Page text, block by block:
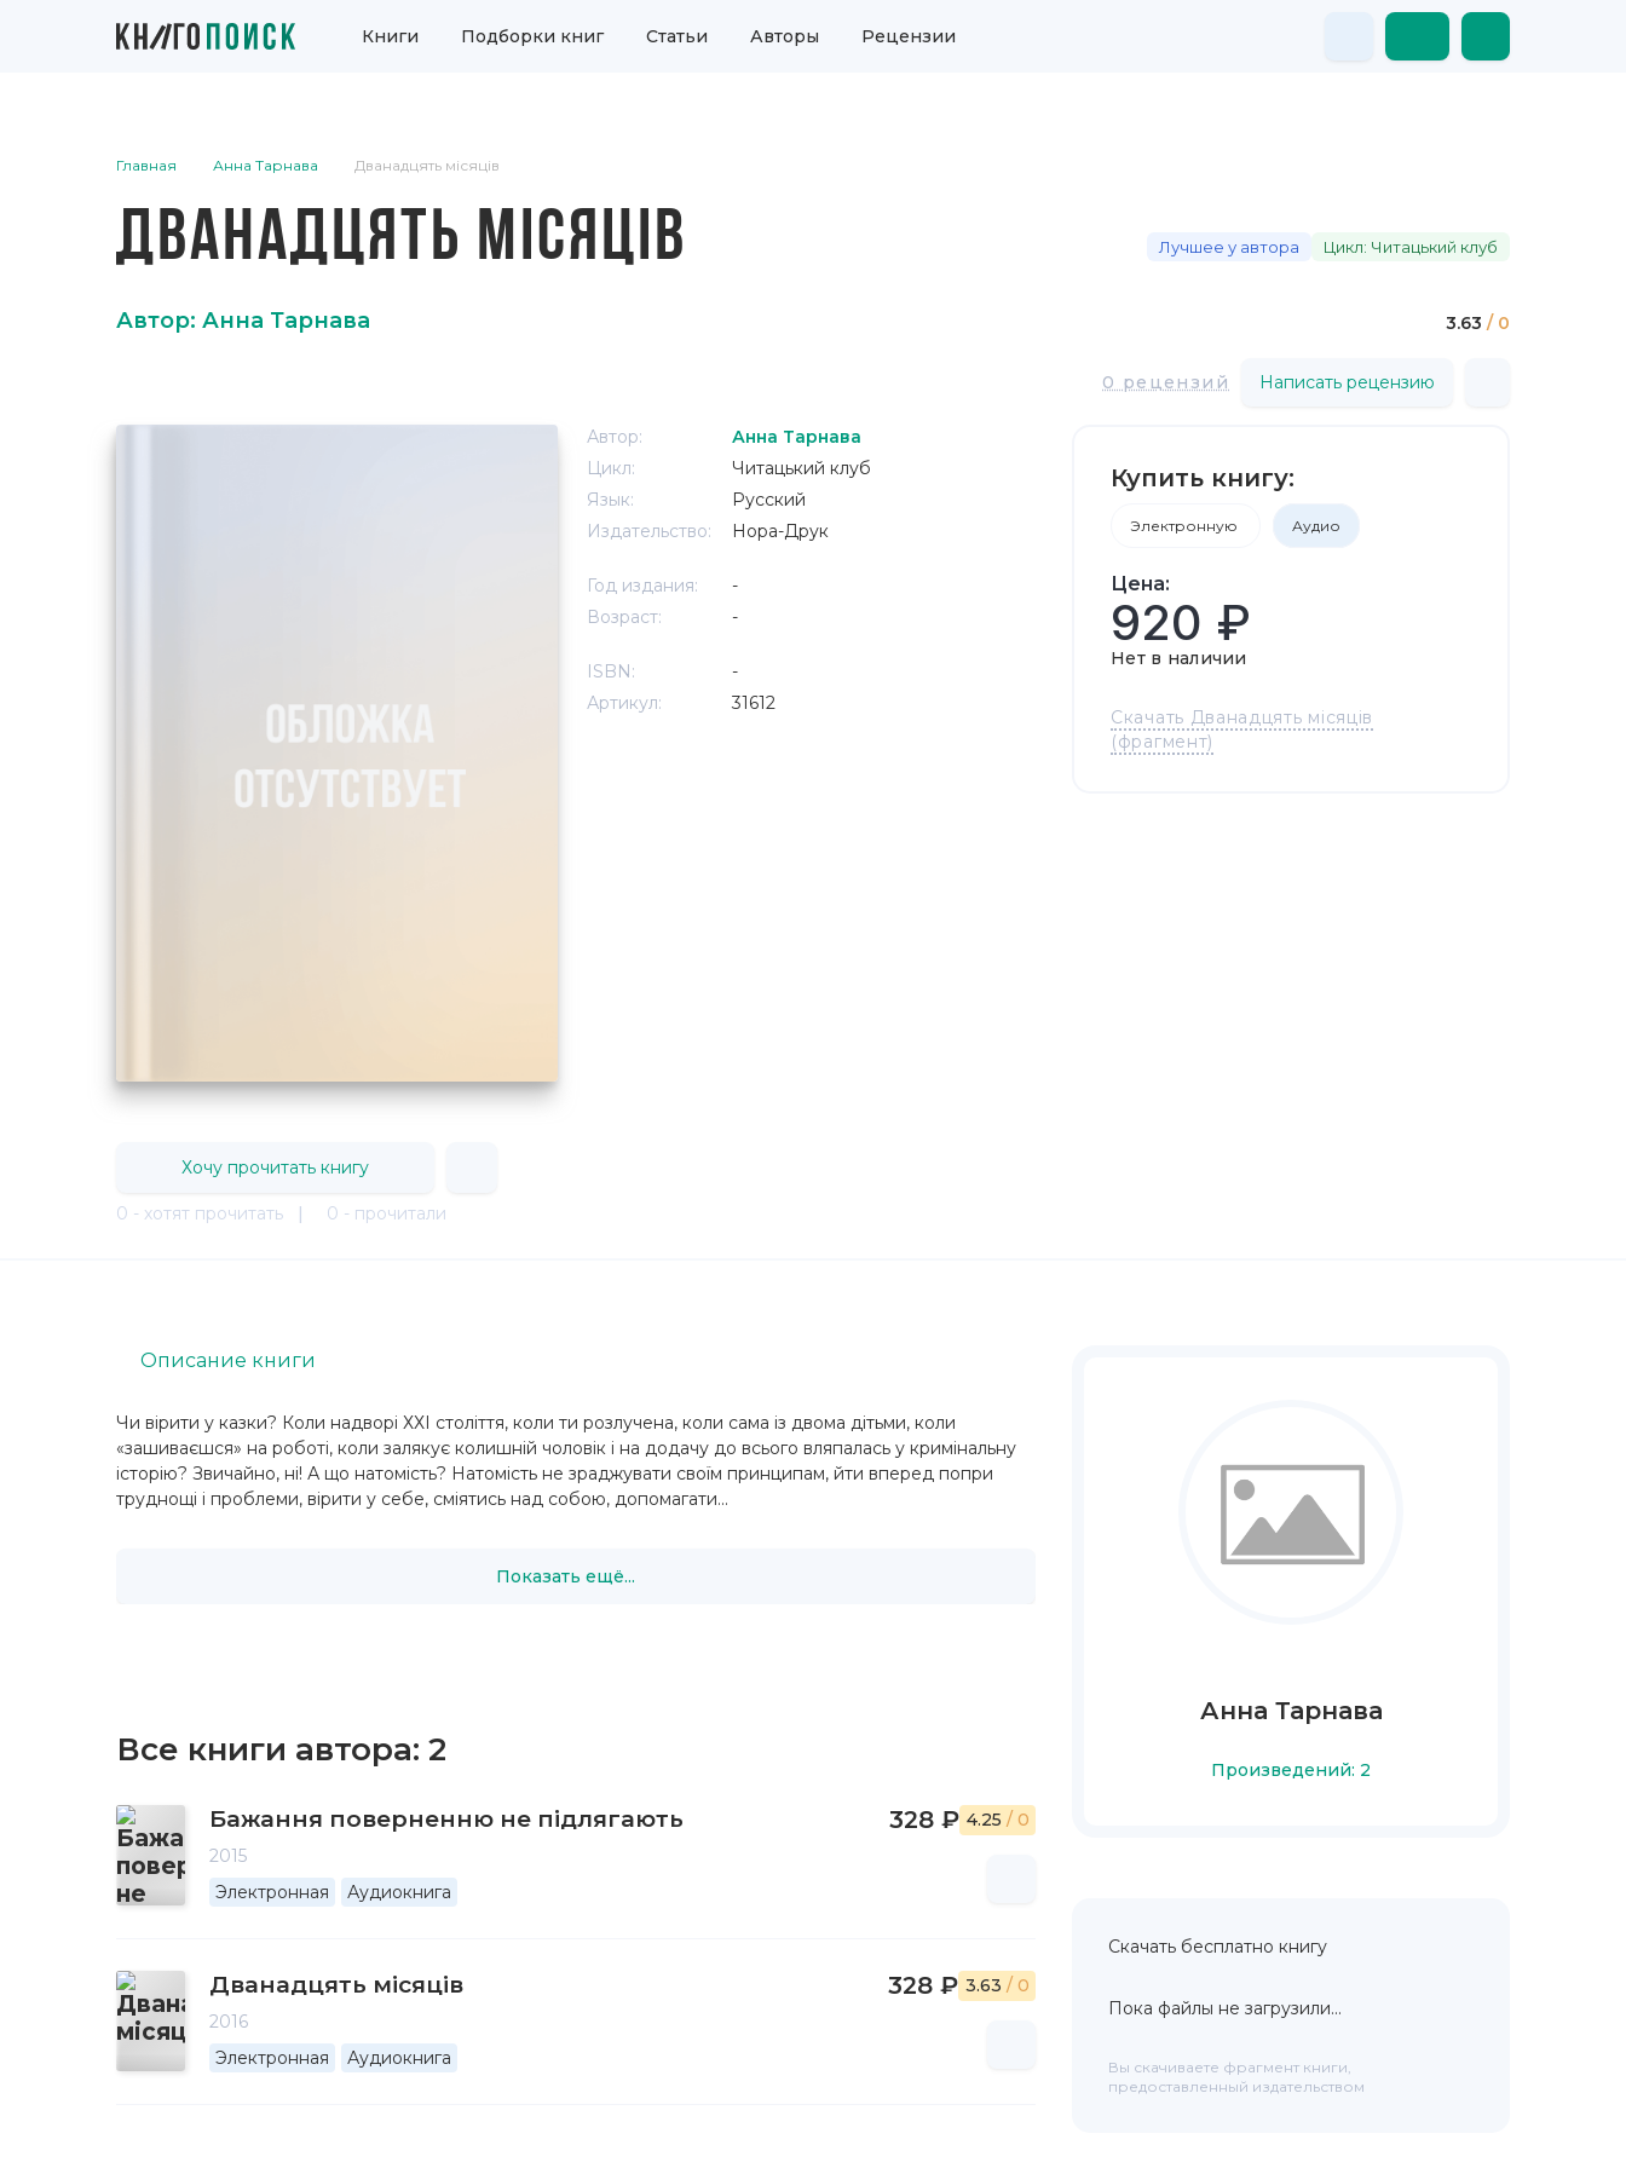
Книги Подборки книг Статьи Авторы Рецензии
Главная Анна Тарнава Дванадцять місяців
ДВАНАДЦЯТЬ МІСЯЦІВ Лучшее у автора Цикл: Читацький клуб
Автор: Анна Тарнава 3.63 / 0
0 рецензий Написать рецензию
Автор:
Анна Тарнава
Цикл:
Читацький клуб
Язык:
Русский
Издательство:
Нора-Друк
Год издания:
-
Возраст:
-
ISBN:
-
Артикул:
31612
Купить книгу:
Электронную Аудио
Цена:
920 ₽
Нет в наличии
Скачать Дванадцять місяців
(фрагмент)
Хочу прочитать книгу
0 - хотят прочитать | 0 - прочитали
Чи вірити у казки? Коли надворі ХХІ століття, коли ти розлучена, коли сама із двома дітьми, коли
«зашиваєшся» на роботі, коли залякує колишній чоловік і на додачу до всього вляпалась у кримінальну
історію? Звичайно, ні! А що натомість? Натомість не зраджувати своїм принципам, йти вперед попри
труднощі і проблеми, вірити у себе, сміятись над собою, допомагати...
Показать ещё...
Описание книги
Все книги автора: 2
Бажання поверненню не підлягають
2015
Электронная
Аудиокнига
328 ₽ 4.25 / 0
Дванадцять місяців
2016
Электронная
Аудиокнига
328 ₽ 3.63 / 0
Анна Тарнава
Произведений: 2
Скачать бесплатно книгу
Пока файлы не загрузили...
Вы скачиваете фрагмент книги,
предоставленный издательством